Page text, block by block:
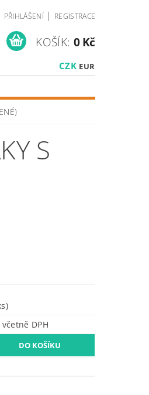
PŘIHLÁŠENÍ | REGISTRACE
CZK EUR
KOŠÍK: 0 Kč
S
10 248,70 Kč včetně DPH